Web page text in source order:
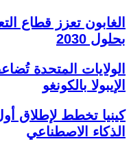
بحلول 2030
الولايات المتحدة
الإيبولا بالكونغو
كينيا تخطط لإطلاق
الذكاء الاصطناعي